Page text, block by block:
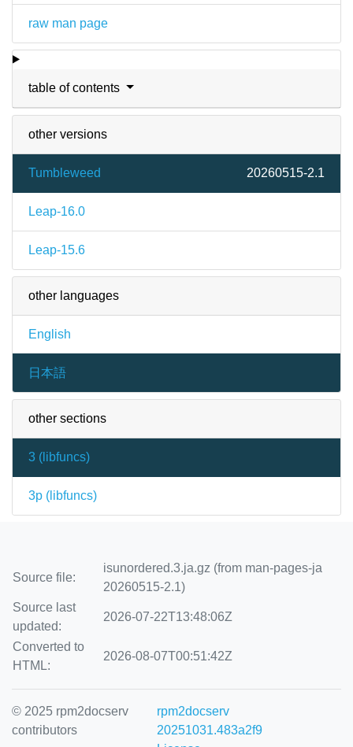
raw man page
table of contents
other versions
Tumbleweed 20260515-2.1
Leap-16.0
Leap-15.6
other languages
English
日本語
other sections
3 ( libfuncs)
3p ( libfuncs)
Source file:
isunordered.3.ja.gz (from man-pages-ja
20260515-2.1)
Source last
updated:
2026-07-22T13:48:06Z
Converted to
HTML:
2026-08-07T00:51:42Z
© 2025 rpm2docserv
contributors
rpm2docserv
20251031.483a2f9